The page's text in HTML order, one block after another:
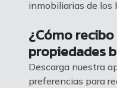
inmobiliarias de los
¿Cómo
propiedades
Descarga nuestra
preferencias para